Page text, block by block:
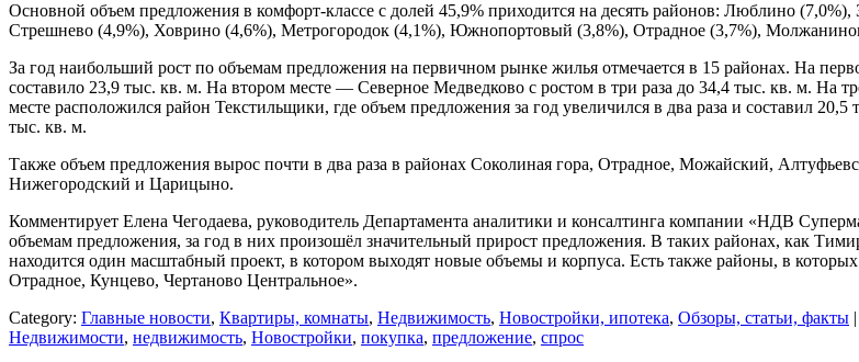
Основной объем предложения в комфорт-классе с долей 45,9% приходится на десять районов: Люблино
Стрешнево (4,9%), Ховрино (4,6%), Метрогородок (4,1%), Южнопортовый (3,8%), Отрадное (3,7%),
За год наибольший рост по объемам предложения на первичном рынке жилья отмечается в 15 районах. На
составило 23,9 тыс. кв. м. На втором месте — Северное Медведково с ростом в три раза до 34,4 тыс. кв. м. На
месте расположился район Текстильщики, где объем предложения за год увеличился в два раза и составил
тыс. кв. м.
Также объем предложения вырос почти в два раза в районах Соколиная гора, Отрадное, Можайский,
Нижегородский и Царицыно.
Комментирует Елена Чегодаева, руководитель Департамента аналитики и консалтинга компании «НДВ
объемам предложения, за год в них произошёл значительный прирост предложения. В таких районах, как
находится один масштабный проект, в котором выходят новые объемы и корпуса. Есть также районы, в
Отрадное, Кунцево, Чертаново Центральное».
Category: Главные новости, Квартиры, комнаты, Недвижимость, Новостройки, ипотека, Обзоры, статьи, факты
Недвижимости, недвижимость, Новостройки, покупка, предложение, спрос